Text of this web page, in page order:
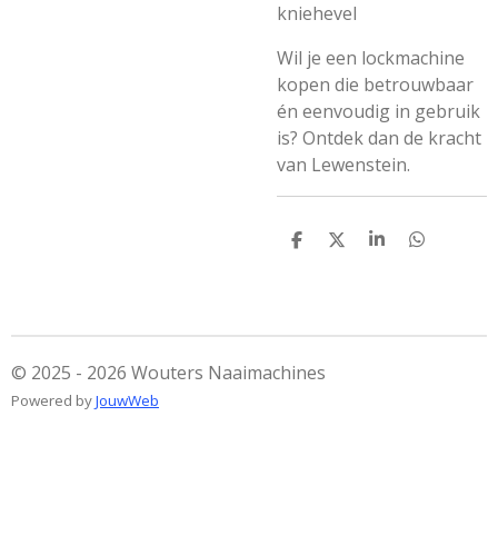
kniehevel
Wil je een lockmachine
kopen die betrouwbaar
én eenvoudig in gebruik
is? Ontdek dan de kracht
van Lewenstein.
D
D
S
D
© 2025 - 2026 Wouters Naaimachines
Powered byJouwWeb